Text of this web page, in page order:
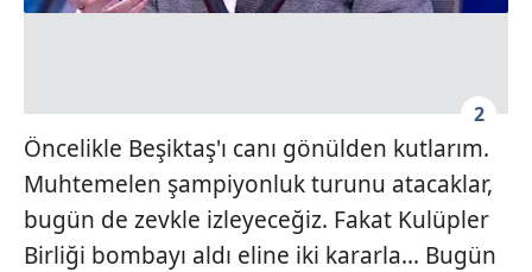
2
Öncelikle Beşiktaş'ı canı gönülden kutlarım.
Muhtemelen şampiyonluk turunu atacaklar,
bugün de zevkle izleyeceğiz. Fakat Kulüpler
Birliği bombayı aldı eline iki kararla... Bugün